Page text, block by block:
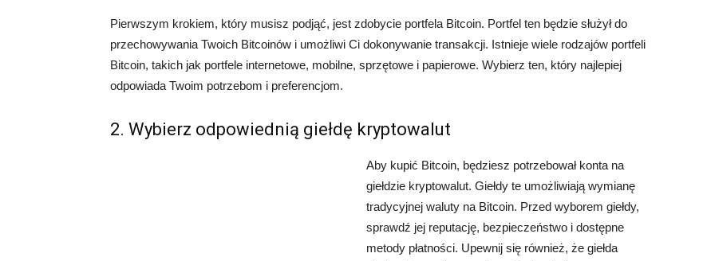
Pierwszym krokiem, który musisz podjąć, jest zdobycie portfela Bitcoin. Portfel ten będzie służył do
przechowywania Twoich Bitcoinów i umożliwi Ci dokonywanie transakcji. Istnieje wiele rodzajów portfeli
Bitcoin, takich jak portfele internetowe, mobilne, sprzętowe i papierowe. Wybierz ten, który najlepiej
odpowiada Twoim potrzebom i preferencjom.
2. Wybierz odpowiednią giełdę kryptowalut
Aby kupić Bitcoin, będziesz potrzebował konta na
giełdzie kryptowalut. Giełdy te umożliwiają wymianę
tradycyjnej waluty na Bitcoin. Przed wyborem giełdy,
sprawdź jej reputację, bezpieczeństwo i dostępne
metody płatności. Upewnij się również, że giełda